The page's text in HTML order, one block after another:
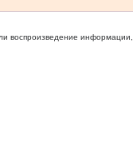
воспроизведение